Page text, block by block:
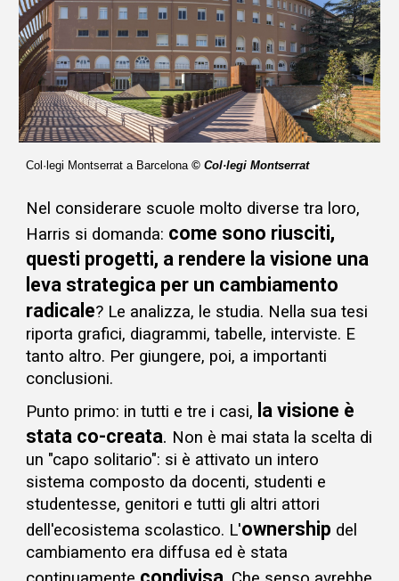
Col·legi Montserrat a Barcelona© Col·legi Montserrat
Nel considerare scuole molto diverse tra loro,
Harris si domanda: come sono riusciti,
questi progetti, a rendere la visione una
leva strategica per un cambiamento
radicale? Le analizza, le studia. Nella sua tesi
riporta grafici, diagrammi, tabelle, interviste. E
tanto altro. Per giungere, poi, a importanti
conclusioni.
Punto primo: in tutti e tre i casi, la visione è
stata co-creata. Non è mai stata la scelta di
un "capo solitario": si è attivato un intero
sistema composto da docenti, studenti e
studentesse, genitori e tutti gli altri attori
dell'ecosistema scolastico. L'ownership del
cambiamento era diffusa ed è stata